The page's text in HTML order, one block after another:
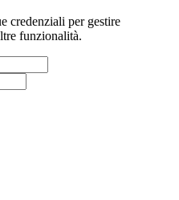
credenziali per gestire
funzionalità.